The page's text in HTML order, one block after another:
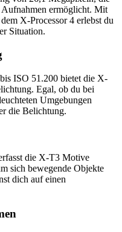
Aufnahmen ermöglicht. Mit
X-Processor 4 erlebst du
Situation.
ISO 51.200 bietet die X-
Egal, ob du bei
Umgebungen
die Belichtung.
die X-T3 Motive
sich bewegende Objekte
dich auf einen